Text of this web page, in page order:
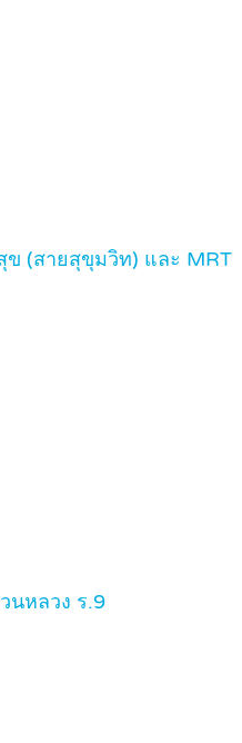
ข (สายสุขุมวิท) และ MRT
นหลวง ร.9